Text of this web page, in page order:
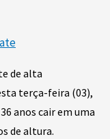
de alta
terça-feira (03),
anos cair em uma
de altura.